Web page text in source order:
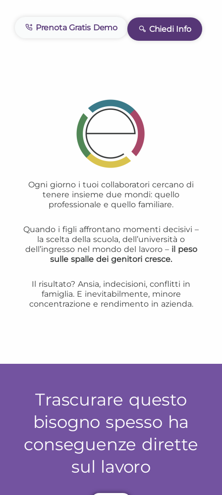
Prenota Gratis Demo Chiedi Info
Ogni giorno i tuoi collaboratori cercano di
tenere insieme due mondi: quello
professionale e quello familiare.
Quando i figli affrontano momenti decisivi –
la scelta della scuola, dell’università o
dell’ingresso nel mondo del lavoro –il peso
sulle spalle dei genitori cresce.
Il risultato? Ansia, indecisioni, conflitti in
famiglia. E inevitabilmente, minore
concentrazione e rendimento in azienda.
Trascurare questo
bisogno spesso ha
conseguenze dirette
sul lavoro